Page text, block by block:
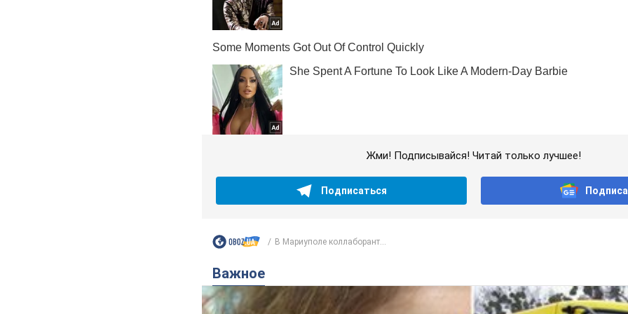
Жми! Подписывайся! Читай только лучшее!
Подписаться
В Мариуполе коллаборант...
Важное